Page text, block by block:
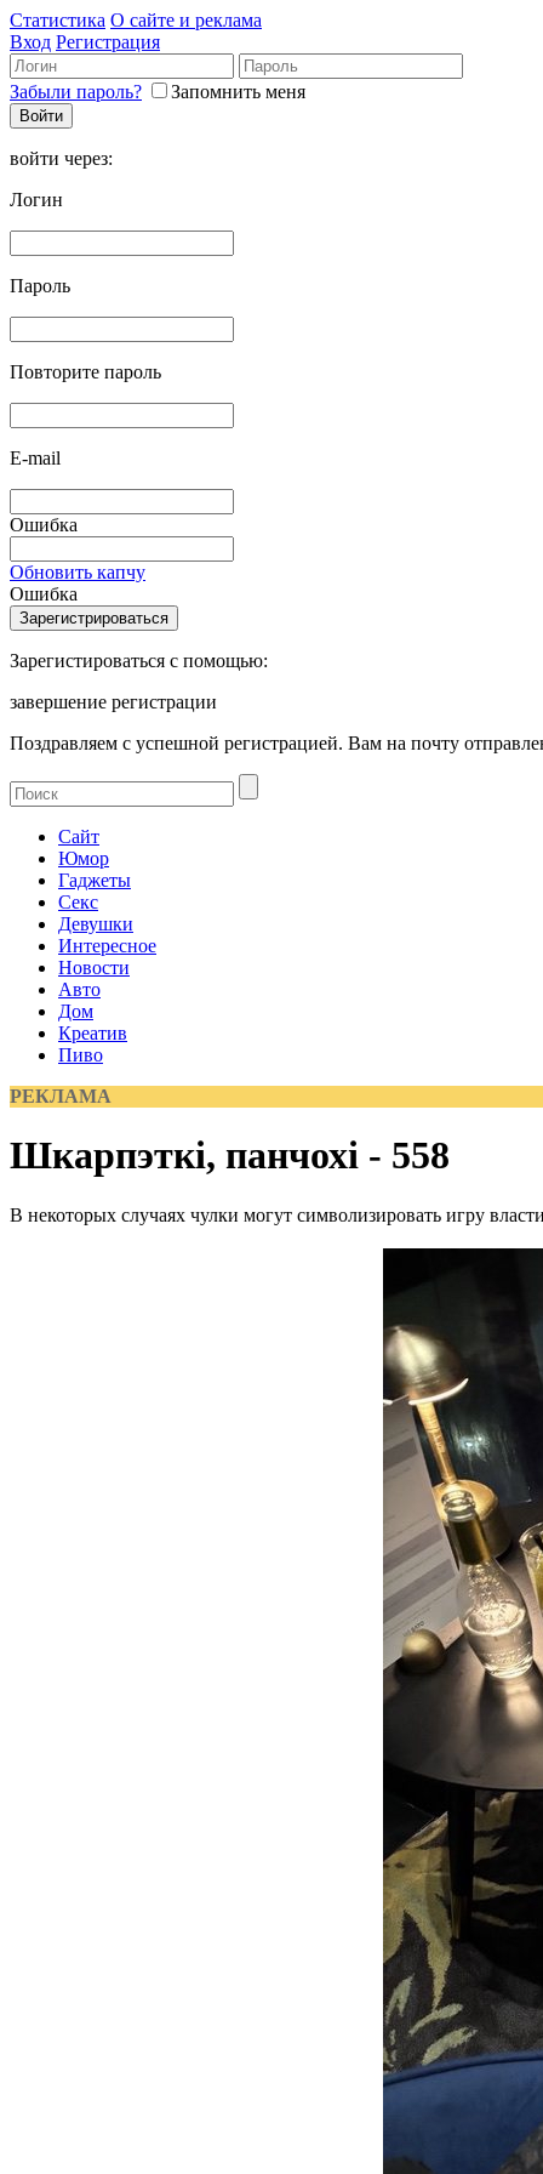
Статистика О сайте и реклама
Вход Регистрация
Забыли пароль? Запомнить меня
войти через:
Логин
Пароль
Повторите пароль
E-mail
Ошибка
Обновить капчу
Ошибка
Зарегистироваться с помощью:
завершение регистрации
Поздравляем с успешной регистрацией. Вам на почту
Сайт
Юмор
Гаджеты
Секс
Девушки
Интересное
Новости
Авто
Дом
Креатив
Пиво
РЕКЛАМА
Шкарпэткі, панчохі - 558
В некоторых случаях чулки могут символизировать игру